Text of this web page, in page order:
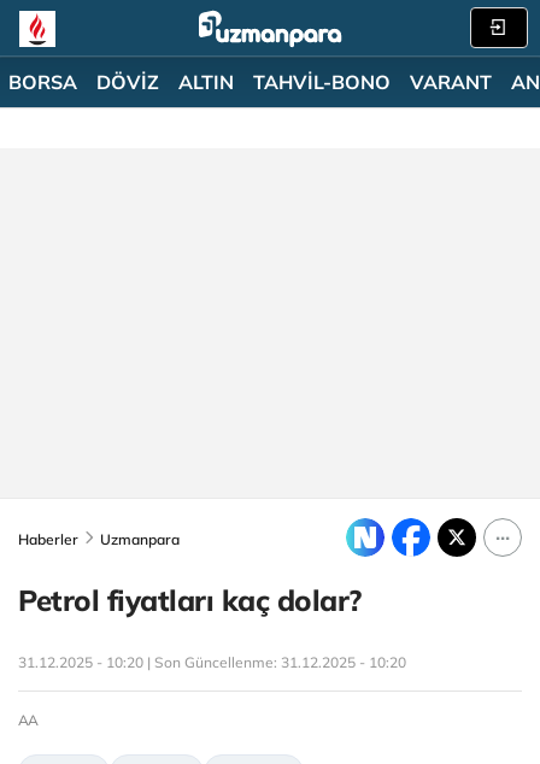
BORSA DÖVİZ ALTIN TAHVİL-BONO VARANT
Haberler Uzmanpara
Petrol fiyatları kaç dolar?
31.12.2025 - 10:20 | Son Güncellenme: 31.12.2025 - 10:20
AA